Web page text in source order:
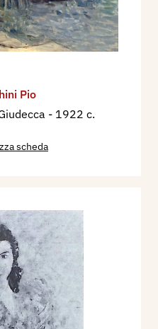
Pio
- 1922 c.
scheda